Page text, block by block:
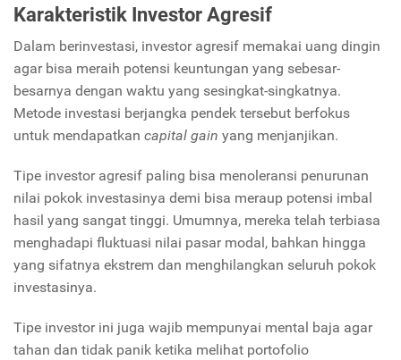
Karakteristik Investor Agresif
Dalam berinvestasi, investor agresif memakai uang dingin
agar bisa meraih potensi keuntungan yang sebesar-
besarnya dengan waktu yang sesingkat-singkatnya.
Metode investasi berjangka pendek tersebut berfokus
untuk mendapatkan capital gain yang menjanjikan.
Tipe investor agresif paling bisa menoleransi penurunan
nilai pokok investasinya demi bisa meraup potensi imbal
hasil yang sangat tinggi. Umumnya, mereka telah terbiasa
menghadapi fluktuasi nilai pasar modal, bahkan hingga
yang sifatnya ekstrem dan menghilangkan seluruh pokok
investasinya.
Tipe investor ini juga wajib mempunyai mental baja agar
tahan dan tidak panik ketika melihat portofolio